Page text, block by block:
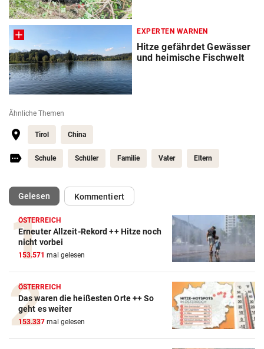
EXPERTEN WARNEN
Hitze gefährdet Gewässer
und heimische Fischwelt
Ähnliche Themen
Tirol China
Schule Schüler Familie Vater Eltern
Gelesen(ausgewählt)Kommentiert
ÖSTERREICH
Erneuter Allzeit-Rekord ++ Hitze noch
nicht vorbei
153.571 mal gelesen
ÖSTERREICH
Das waren die heißesten Orte ++ So
geht es weiter
153.337 mal gelesen